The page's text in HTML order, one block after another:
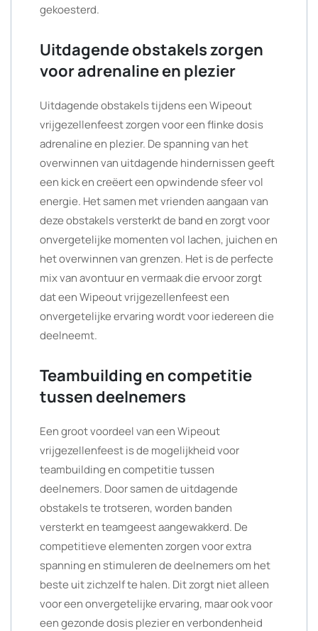
gekoesterd.
Uitdagende obstakels zorgen
voor adrenaline en plezier
Uitdagende obstakels tijdens een Wipeout
vrijgezellenfeest zorgen voor een flinke dosis
adrenaline en plezier. De spanning van het
overwinnen van uitdagende hindernissen geeft
een kick en creëert een opwindende sfeer vol
energie. Het samen met vrienden aangaan van
deze obstakels versterkt de band en zorgt voor
onvergetelijke momenten vol lachen, juichen en
het overwinnen van grenzen. Het is de perfecte
mix van avontuur en vermaak die ervoor zorgt
dat een Wipeout vrijgezellenfeest een
onvergetelijke ervaring wordt voor iedereen die
deelneemt.
Teambuilding en competitie
tussen deelnemers
Een groot voordeel van een Wipeout
vrijgezellenfeest is de mogelijkheid voor
teambuilding en competitie tussen
deelnemers. Door samen de uitdagende
obstakels te trotseren, worden banden
versterkt en teamgeest aangewakkerd. De
competitieve elementen zorgen voor extra
spanning en stimuleren de deelnemers om het
beste uit zichzelf te halen. Dit zorgt niet alleen
voor een onvergetelijke ervaring, maar ook voor
een gezonde dosis plezier en verbondenheid